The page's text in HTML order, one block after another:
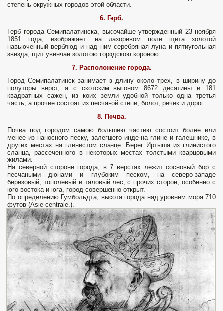
степень окружных городов этой области.
6. Герб.
Герб города Семипалатинска, высочайше утвержденный 23 ноября
1851 года, изображает: на лазоревом поле щита золотой
навьюченный верблюд и над ним серебряная луна и пятиугольная
звезда; щит увенчан золотою городскою короною.
7. Расположение города.
Город Семипалатинск занимает в длину около трех, в ширину до
полуторы верст, а с скотским выгоном 8672 десятины и 181
квадратных сажен, из коих земли удобной только одна третья
часть, а прочие состоят из песчаной степи, болот, речек и дорог.
8. Почва.
Почва под городом самою большею частию состоит более или
менее из наносного песку, залегшего инде на глине и галешнике, в
других местах на глинистом сланце. Берег Иртыша из глинистого
сланца, рассеченного в некоторых местах толстыми кварцовыми
жилами.
На северной стороне города, в 7 верстах лежит сосновый бор с
песчаными дюнами и глубоким песком, на северо-западе
березовый, тополевый и таловый лес, с прочих сторон, особенно с
юго-востока и юга, город совершенно открыт.
По определению Гумбольдта, высота города над уровнем моря 710
футов (Asie centrale.).